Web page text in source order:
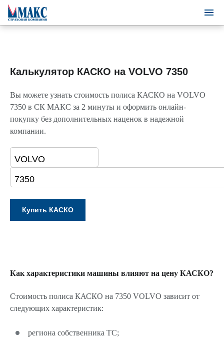
Калькулятор КАСКО на VOLVO 7350
Вы можете узнать стоимость полиса КАСКО на VOLVO
7350 в СК МАКС за 2 минуты и оформить онлайн-
покупку без дополнительных наценок в надежной
компании.
Как характеристики машины влияют на цену КАСКО?
Стоимость полиса КАСКО на 7350 VOLVO зависит от
следующих характеристик:
региона собственника ТС;